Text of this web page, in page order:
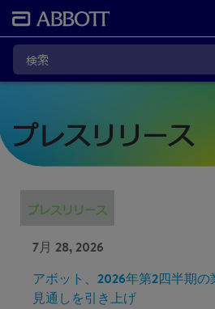
プレスリリース
プレスリリース
7月 28, 2026
アボット、2026年第2四半期の
見通しを引き上げ